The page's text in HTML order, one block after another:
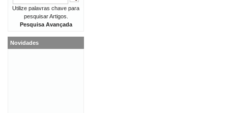
Utilize palavras chave para
pesquisar Artigos.
Pesquisa Avançada
Novidades